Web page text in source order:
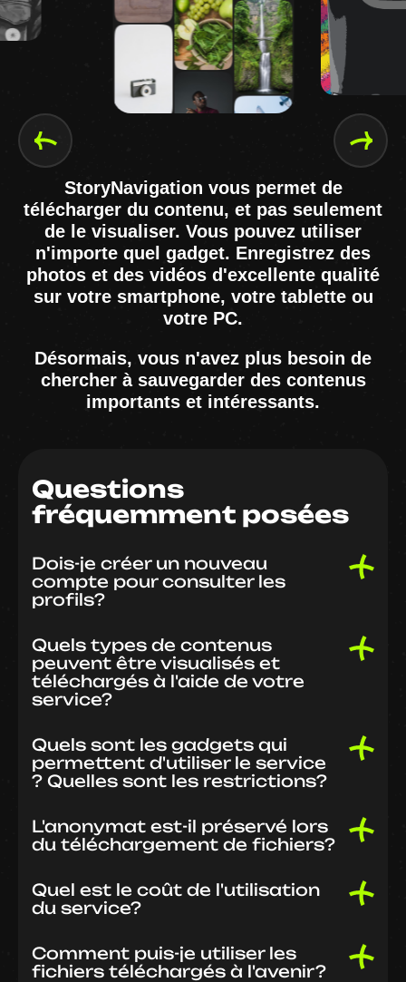
StoryNavigation vous permet de
télécharger du contenu, et pas seulement
de le visualiser. Vous pouvez utiliser
n'importe quel gadget. Enregistrez des
photos et des vidéos d'excellente qualité
sur votre smartphone, votre tablette ou
votre PC.
Désormais, vous n'avez plus besoin de
chercher à sauvegarder des contenus
importants et intéressants.
Questions
fréquemment posées
Dois-je créer un nouveau
compte pour consulter les
profils?
Quels types de contenus
peuvent être visualisés et
téléchargés à l'aide de votre
service?
Quels sont les gadgets qui
permettent d'utiliser le service
? Quelles sont les restrictions?
L'anonymat est-il préservé lors
du téléchargement de fichiers?
Quel est le coût de l'utilisation
du service?
Comment puis-je utiliser les
fichiers téléchargés à l'avenir?